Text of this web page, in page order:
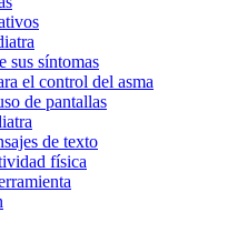
sus síntomas
el control del asma
de pantallas
de texto
física